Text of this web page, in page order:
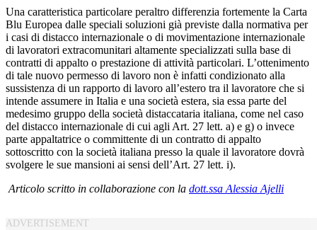
Una caratteristica particolare peraltro differenzia fortemente la Carta
Blu Europea dalle speciali soluzioni già previste dalla normativa per
i casi di distacco internazionale o di movimentazione internazionale
di lavoratori extracomunitari altamente specializzati sulla base di
contratti di appalto o prestazione di attività particolari. L’ottenimento
di tale nuovo permesso di lavoro non è infatti condizionato alla
sussistenza di un rapporto di lavoro all’estero tra il lavoratore che si
intende assumere in Italia e una società estera, sia essa parte del
medesimo gruppo della società distaccataria italiana, come nel caso
del distacco internazionale di cui agli Art. 27 lett. a) e g) o invece
parte appaltatrice o committente di un contratto di appalto
sottoscritto con la società italiana presso la quale il lavoratore dovrà
svolgere le sue mansioni ai sensi dell’Art. 27 lett. i).
Articolo scritto in collaborazione con la dott.ssa Alessia Ajelli